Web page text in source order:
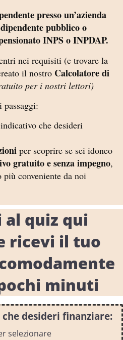
presso un’azienda
pubblico o
INPS o INPDAP.
nei requisiti (e trovare la
il nostro Calcolatore di
per i nostri lettori)
indicativo che desideri
per scoprire se sei idoneo
gratuito e senza impegno,
conveniente da noi
al quiz qui
ricevi il tuo
minuti
desideri finanziare:
selezionare